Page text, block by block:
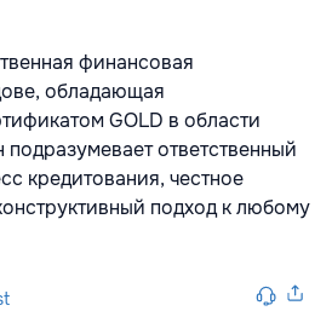
финансовая
обладающая
GOLD в области
подразумевает ответственный
кредитования, честное
подход к любому